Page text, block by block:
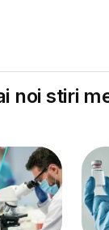
noi stiri